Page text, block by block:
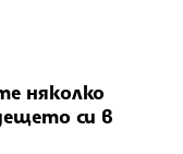
няколко
си в